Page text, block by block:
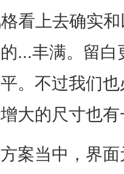
看上去确实
...丰满。留
。不过我们
大的尺寸也
案当中，界